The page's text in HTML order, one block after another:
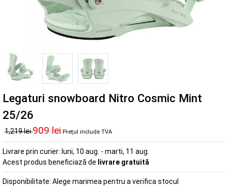
Legaturi snowboard Nitro Cosmic Mint
25/26
1,219 lei909 lei Prețul include TVA
Livrare prin curier: luni, 10 aug. - marti, 11 aug.
Acest produs beneficiază de livrare gratuită
Disponibilitate: Alege marimea pentru a verifica stocul